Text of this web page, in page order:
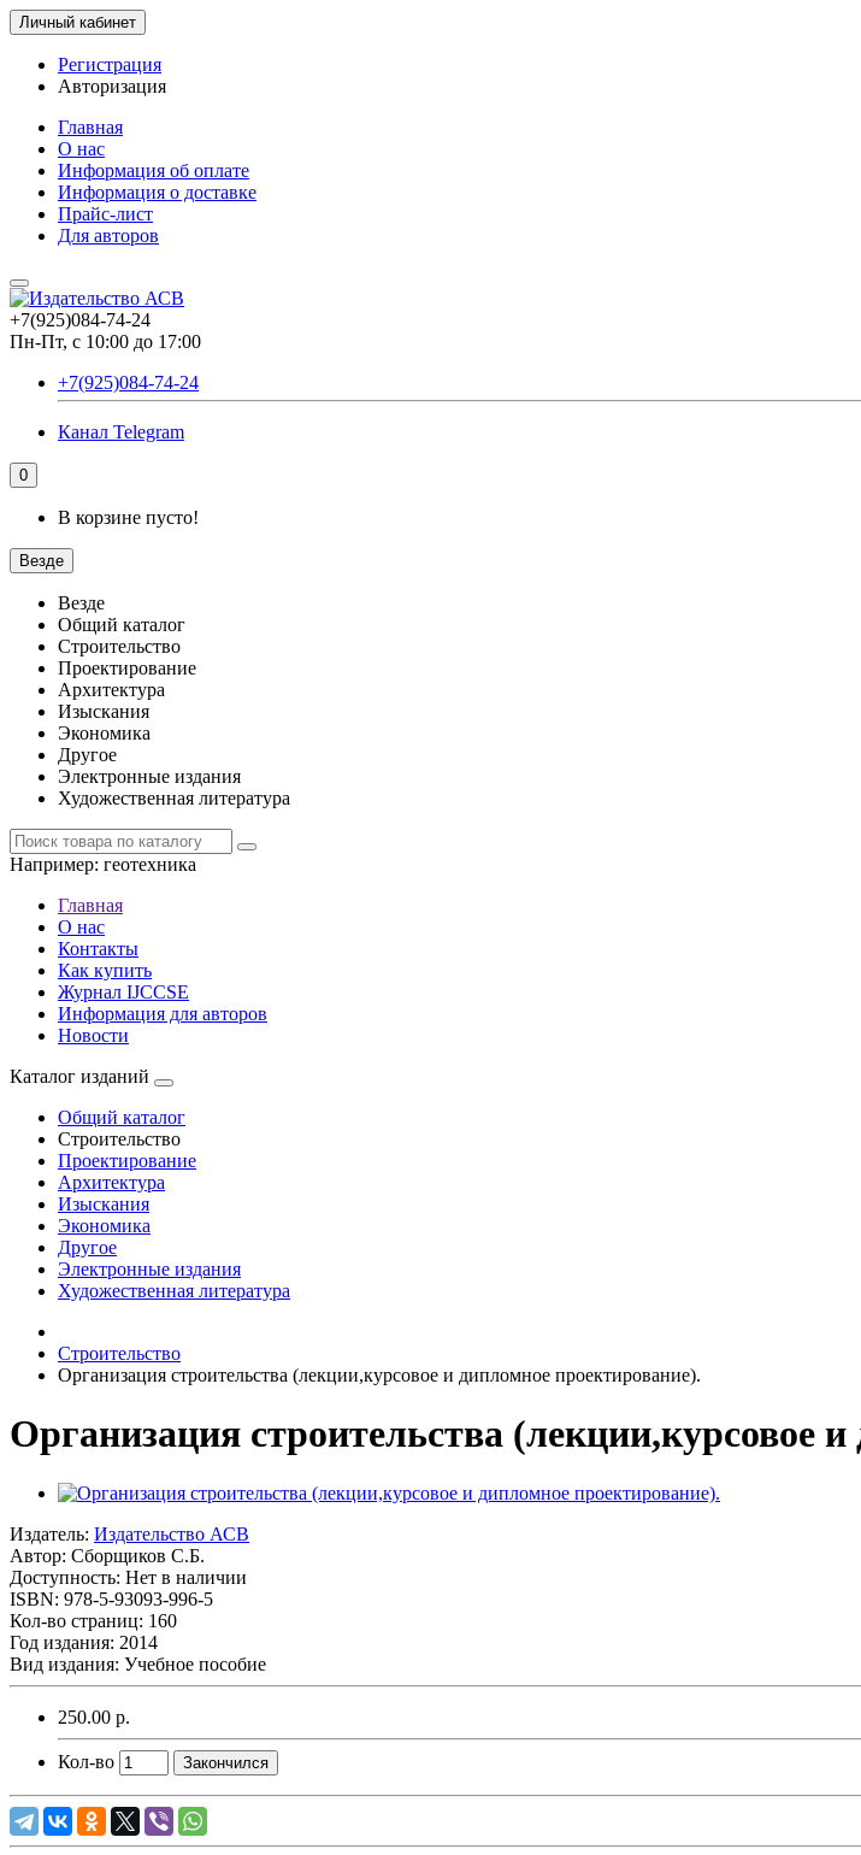
Личный кабинет
Регистрация
Авторизация
Главная
О нас
Информация об оплате
Информация о доставке
Прайс-лист
Для авторов
+7(925)084-74-24
Пн-Пт, с 10:00 до 17:00
+7(925)084-74-24
Канал Telegram
0
В корзине пусто!
Везде
Везде
Общий каталог
Строительство
Проектирование
Архитектура
Изыскания
Экономика
Другое
Электронные издания
Художественная литература
Например: геотехника
Главная
О нас
Контакты
Как купить
Журнал IJCCSE
Информация для авторов
Новости
Каталог изданий
Общий каталог
Строительство
Проектирование
Архитектура
Изыскания
Экономика
Другое
Электронные издания
Художественная литература
Строительство
Организация строительства (лекции,курсовое и дипломное проектирование).
Организация строительства (лекции,курсовое
Издатель: Издательство АСВ
Автор: Сборщиков С.Б.
Доступность: Нет в наличии
ISBN: 978-5-93093-996-5
Кол-во страниц: 160
Год издания: 2014
Вид издания: Учебное пособие
250.00 р.
Кол-во Закончился